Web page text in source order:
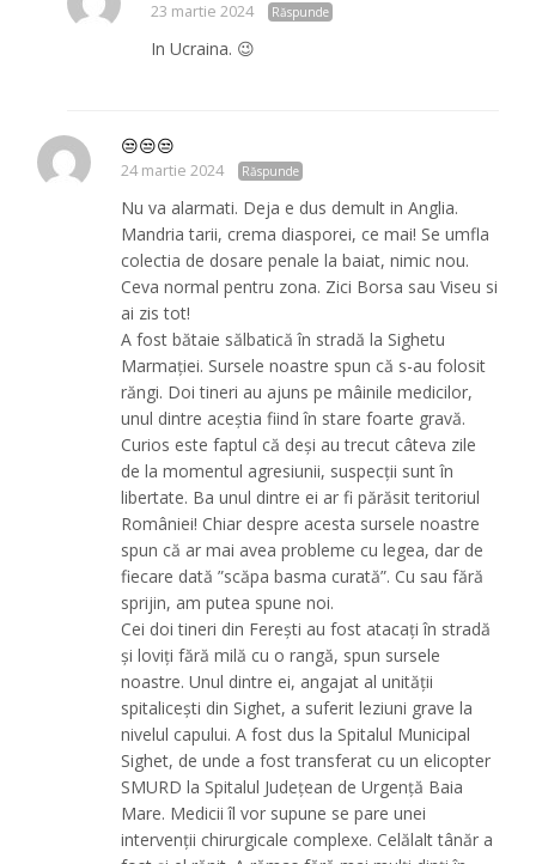
23 martie 2024 Răspunde
In Ucraina. 😉
😒😒😒
24 martie 2024 Răspunde
Nu va alarmati. Deja e dus demult in Anglia.
Mandria tarii, crema diasporei, ce mai! Se umfla
colectia de dosare penale la baiat, nimic nou.
Ceva normal pentru zona. Zici Borsa sau Viseu si
ai zis tot!
A fost bătaie sălbatică în stradă la Sighetu
Marmației. Sursele noastre spun că s-au folosit
răngi. Doi tineri au ajuns pe mâinile medicilor,
unul dintre aceștia fiind în stare foarte gravă.
Curios este faptul că deși au trecut câteva zile
de la momentul agresiunii, suspecții sunt în
libertate. Ba unul dintre ei ar fi părăsit teritoriul
României! Chiar despre acesta sursele noastre
spun că ar mai avea probleme cu legea, dar de
fiecare dată ”scăpa basma curată”. Cu sau fără
sprijin, am putea spune noi.
Cei doi tineri din Ferești au fost atacați în stradă
și loviți fără milă cu o rangă, spun sursele
noastre. Unul dintre ei, angajat al unității
spitalicești din Sighet, a suferit leziuni grave la
nivelul capului. A fost dus la Spitalul Municipal
Sighet, de unde a fost transferat cu un elicopter
SMURD la Spitalul Județean de Urgență Baia
Mare. Medicii îl vor supune se pare unei
intervenții chirurgicale complexe. Celălalt tânăr a